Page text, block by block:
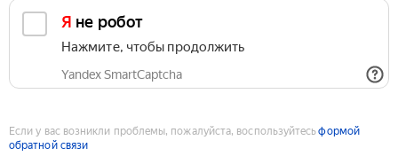
Я не робот
Нажмите, чтобы продолжить
Yandex SmartCaptcha
Если у вас возникли проблемы, пожалуйста, воспользуйтесьформой
обратной связи